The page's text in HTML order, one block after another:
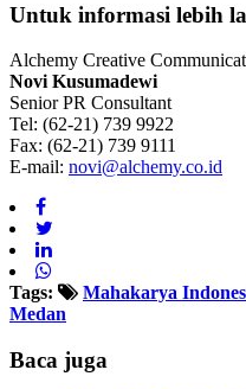
Untuk informasi lebih
Alchemy Creative
Novi Kusumadewi
Senior PR Consultant
Tel: (62-21) 739 9922
Fax: (62-21) 739 9111
E-mail: novi@alchemy.co.id
Tags: Mahakarya
Medan
Baca juga